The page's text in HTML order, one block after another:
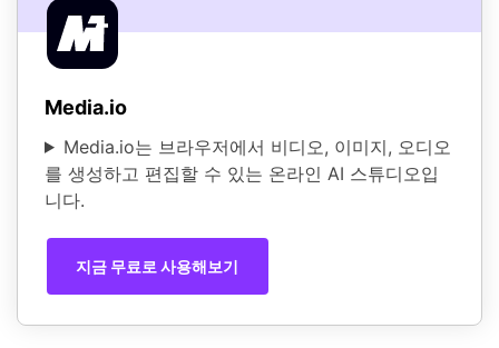
Media.io
Media.io는 브라우저에서 비디오, 이미지, 오디오
를 생성하고 편집할 수 있는 온라인 AI 스튜디오입
니다.
지금 무료로 사용해보기